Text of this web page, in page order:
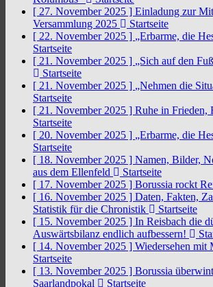
[ 27. November 2025 ] Einladung zur
Versammlung 2025
Startseite
[ 22. November 2025 ] „Erbarme, die
Startseite
[ 21. November 2025 ] „Sich auf den
Startseite
[ 21. November 2025 ] „Nehmen die
Startseite
[ 21. November 2025 ] Ruhe in Frieden,
Startseite
[ 20. November 2025 ] „Erbarme, die
Startseite
[ 18. November 2025 ] Namen, Bilder,
aus dem Ellenfeld
Startseite
[ 17. November 2025 ] Borussia rockt
[ 16. November 2025 ] Daten, Fakten,
Statistik für die Chronistik
Startseite
[ 15. November 2025 ] In Reisbach die
Auswärtsbilanz endlich aufbessern!
[ 14. November 2025 ] Wiedersehen mit
Startseite
[ 13. November 2025 ] Borussia
Saarlandpokal
Startseite